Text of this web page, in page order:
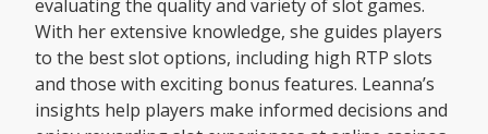
evaluating the quality and variety of slot games.
With her extensive knowledge, she guides players
to the best slot options, including high RTP slots
and those with exciting bonus features. Leanna’s
insights help players make informed decisions and